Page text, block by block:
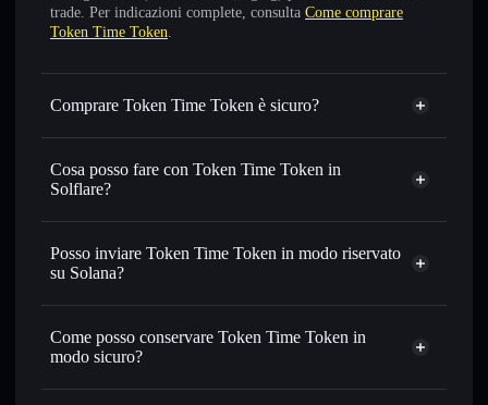
trade. Per indicazioni complete, consulta Come comprare
Token Time Token.
Comprare Token Time Token è sicuro?
Token Time Token non è verificato
Cosa posso fare con Token Time Token in
Solflare?
Token Time Token
wallet Solflare
Scambiare istantaneamente— scambia TTT in SOL,
USDC o in migliaia di altri token Solana al prezzo migliore
prezzo desiderato di TTT
Usare il DCA
TTT nel tempo
Posso inviare Token Time Token in modo riservato
su Solana?
Aggregatore di privacy
Come posso conservare Token Time Token in
modo sicuro?
Token Time Token